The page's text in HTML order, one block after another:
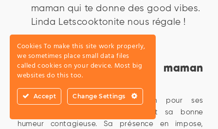
maman qui te donne des good vibes.
Linda Letscooktonite nous régale !
Cuisinière de talent et maman
courageuse avant tout
Linda est connue sur Instagram pour ses
délicieuses recettes de cuisine et sa bonne
humeur contagieuse. Sa présence en impose,
Cookies To make this site work properly,
we sometimes place small data files
called cookies on your device. Most big
websites do this too.
Accept Change Settings